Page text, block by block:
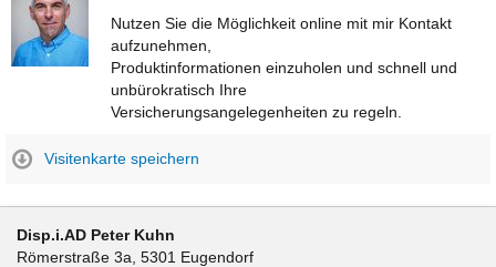
Nutzen Sie die Möglichkeit online mit mir Kontakt
aufzunehmen,
Produktinformationen einzuholen und schnell und
unbürokratisch Ihre
Versicherungsangelegenheiten zu regeln.
Visitenkarte speichern
Disp.i.AD Peter Kuhn
Römerstraße 3a 5301 Eugendorf